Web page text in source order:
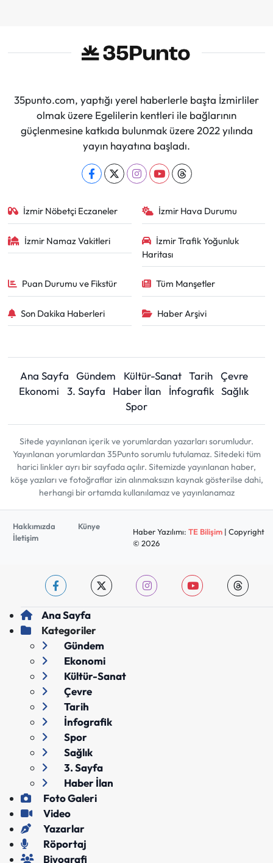
35punto.com, yaptığı yerel haberlerle başta İzmirliler
olmak üzere Egelilerin kentleri ile bağlarının
güçlenmesine katkıda bulunmak üzere 2022 yılında
yayın hayatına başladı.
İzmir Nöbetçi Eczaneler İzmir Hava Durumu
İzmir Namaz Vakitleri
İzmir Trafik Yoğunluk
Haritası
Puan Durumu ve Fikstür Tüm Manşetler
Son Dakika Haberleri Haber Arşivi
Ana Sayfa Gündem Kültür-Sanat Tarih
Çevre
Ekonomi
3. Sayfa Haber İlan İnfografik Sağlık
Spor
Sitede yayınlanan içerik ve yorumlardan yazarları sorumludur.
Yayınlanan yorumlardan 35Punto sorumlu tutulamaz. Sitedeki tüm
harici linkler ayrı bir sayfada açılır. Sitemizde yayınlanan haber,
köşe yazıları ve fotoğraflar izin alınmaksızın kaynak gösterilse dahi,
herhangi bir ortamda kullanılamaz ve yayınlanamaz
Hakkımızda
Künye
İletişim
Haber Yazılımı: TE Bilişim| Copyright
© 2026
Ana Sayfa
Kategoriler
Gündem
Ekonomi
Kültür-Sanat
Çevre
Tarih
İnfografik
Spor
Sağlık
3. Sayfa
Haber İlan
Foto Galeri
Video
Yazarlar
Röportaj
Biyografi